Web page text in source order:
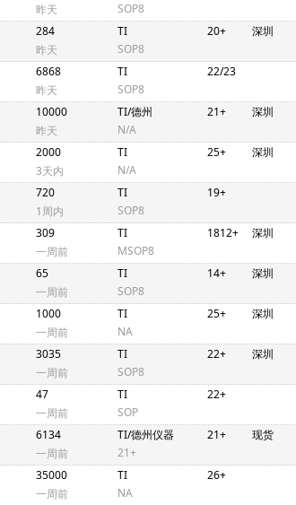
昨天
SOP8
284
昨天
TI
SOP8
20+ 深圳
6868
昨天
TI
SOP8
22/23
10000
昨天
TI/德州
N/A
21+ 深圳
2000
3天内
TI
N/A
25+ 深圳
720
1周内
TI
SOP8
19+
309
一周前
TI
MSOP8
1812+ 深圳
65
一周前
TI
SOP8
14+ 深圳
1000
一周前
TI
NA
25+ 深圳
3035
一周前
TI
SOP8
22+ 深圳
47
一周前
TI
SOP
22+
6134
一周前
TI/德州仪器
21+
21+ 现货
35000
一周前
TI
NA
26+